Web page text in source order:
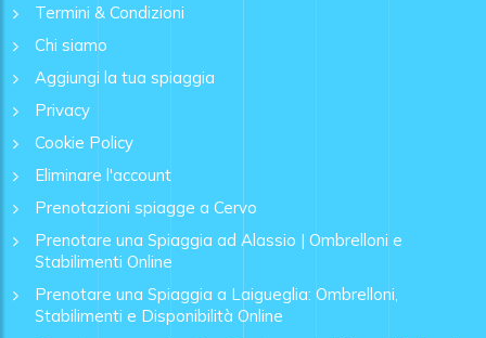
Termini & Condizioni
Chi siamo
Aggiungi la tua spiaggia
Privacy
Cookie Policy
Eliminare l'account
Prenotazioni spiagge a Cervo
Prenotare una Spiaggia ad Alassio | Ombrelloni e
Stabilimenti Online
Prenotare una Spiaggia a Laigueglia: Ombrelloni,
Stabilimenti e Disponibilità Online